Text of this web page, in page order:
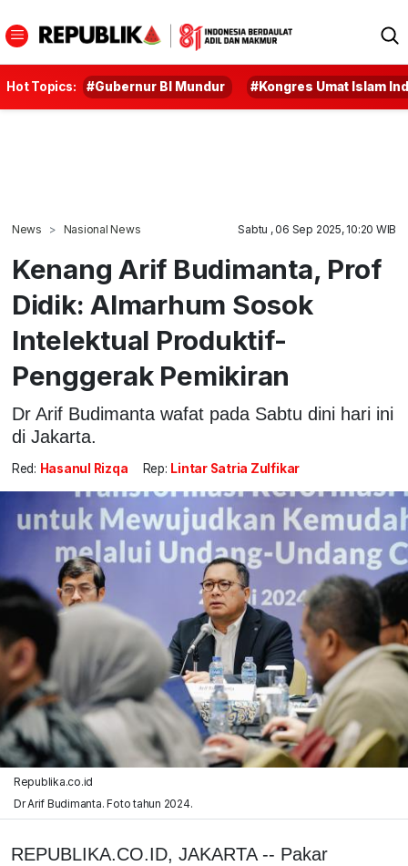
Hot Topics: #Gubernur BI Mundur #Kongres Umat Islam
News Nasional News Sabtu , 06 Sep 2025, 10:20 WIB
Kenang Arif Budimanta, Prof
Didik: Almarhum Sosok
Intelektual Produktif-
Penggerak Pemikiran
Dr Arif Budimanta wafat pada Sabtu dini hari ini
di Jakarta.
Red: Hasanul Rizqa Rep: Lintar Satria Zulfikar
Republika.co.id
Dr Arif Budimanta. Foto tahun 2024.
REPUBLIKA.CO.ID, JAKARTA -- Pakar